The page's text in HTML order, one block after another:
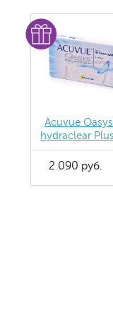
Acuvue
hydraclear
2 090 руб.